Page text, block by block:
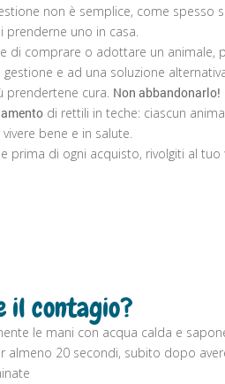
non è semplice, come spesso
prenderne uno in casa.
di comprare o adottare un animale,
e ad una soluzione
prendertene cura. Non abbandonarlo!
di rettili in teche: ciascun
bene e in salute.
prima di ogni acquisto, rivolgiti al tuo
il contagio?
le mani con acqua calda e
almeno 20 secondi, subito dopo